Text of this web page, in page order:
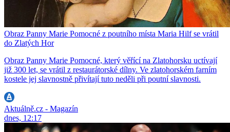
Obraz Panny Marie Pomocné z poutního místa Maria Hilf se vrátil
do Zlatých Hor
Obraz Panny Marie Pomocné, který věřící na Zlatohorsku uctívají
již 300 let, se vrátil z restaurátorské dílny. Ve zlatohorském farním
kostele jej slavnostně přivítají tuto neděli při poutní slavnosti.
Aktuálně.cz - Magazín
dnes, 12:17